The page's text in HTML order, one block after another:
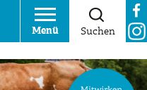
Menü Suchen